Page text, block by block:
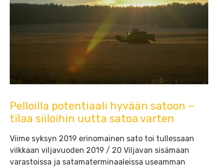
Pelloilla potentiaali hyvään satoon –
tilaa siiloihin uutta satoa varten
Viime syksyn 2019 erinomainen sato toi tullessaan
vilkkaan viljavuoden 2019 / 20 Viljavan sisämaan
varastoissa ja satamaterminaaleissa useamman